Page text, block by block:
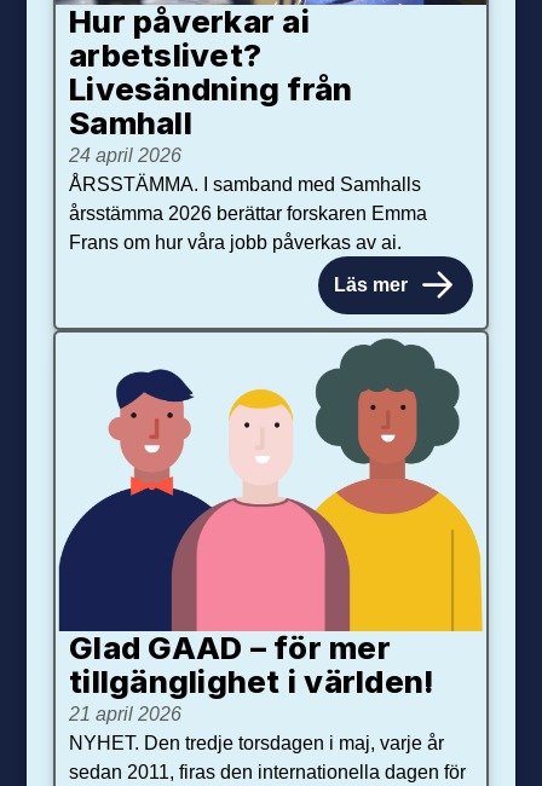
Hur påverkar ai
arbetslivet?
Livesändning från
Samhall
24 april 2026
ÅRSSTÄMMA. I samband med Samhalls
årsstämma 2026 berättar forskaren Emma
Frans om hur våra jobb påverkas av ai.
Läs mer
Glad GAAD – för mer
tillgänglighet i världen!
21 april 2026
NYHET. Den tredje torsdagen i maj, varje år
sedan 2011, firas den internationella dagen för